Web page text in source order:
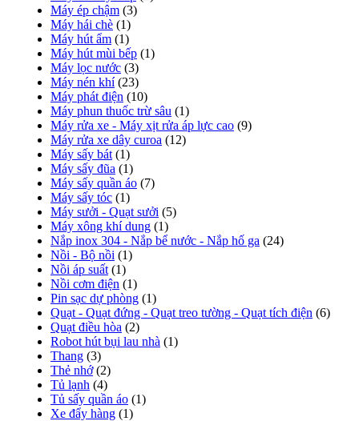
Máy ép chậm (3)
Máy hái chè (1)
Máy hút ẩm (1)
Máy hút mùi bếp (1)
Máy lọc nước (3)
Máy nén khí (23)
Máy phát điện (10)
Máy phun thuốc trừ sâu (1)
Máy rửa xe - Máy xịt rửa áp lực cao (9)
Máy rửa xe dây curoa (12)
Máy sấy bát (1)
Máy sấy đũa (1)
Máy sấy quần áo (7)
Máy sấy tóc (1)
Máy sưởi - Quạt sưởi (5)
Máy xông khí dung (1)
Nắp inox 304 - Nắp bể nước - Nắp hố ga (24)
Nồi - Bộ nồi (1)
Nồi áp suất (1)
Nồi cơm điện (1)
Pin sạc dự phòng (1)
Quạt - Quạt đứng - Quạt treo tường - Quạt tích điện (6)
Quạt điều hòa (2)
Robot hút bụi lau nhà (1)
Thang (3)
Thẻ nhớ (2)
Tủ lạnh (4)
Tủ sấy quần áo (1)
Xe đẩy hàng (1)